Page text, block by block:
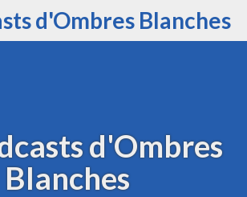
d'Ombres Blanches
d'Ombres
Blanches